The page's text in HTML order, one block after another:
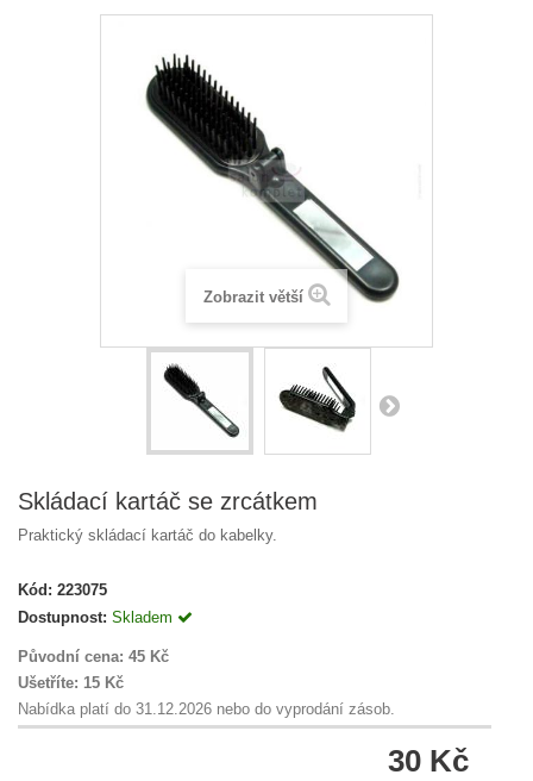
Zobrazit větší
Skládací kartáč se zrcátkem
Praktický skládací kartáč do kabelky.
Kód: 223075
Dostupnost: Skladem
Původní cena: 45 Kč
Ušetříte: 15 Kč
Nabídka platí do 31.12.2026 nebo do vyprodání zásob.
30 Kč